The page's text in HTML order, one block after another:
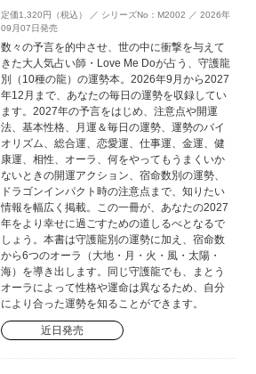
定価1,320円（税込） ／ シリーズNo：M2002 ／ 2026年
09月07日発売
数々の予言を的中させ、世の中に衝撃を与えて
きた大人気占い師・Love Me Doが占う、守護龍
別（10種の龍）の運勢本。2026年9月から2027
年12月まで、あなたの毎日の運勢を収録してい
ます。2027年の予言をはじめ、注意点や開運
法、基本性格、月運＆毎日の運勢、運勢のバイ
オリズム、総合運、恋愛運、仕事運、金運、健
康運、相性、オーラ、何をやってもうまくいか
ないときの開運アクション、宿命数別の運勢、
ドラゴンインパクト時の注意点まで、知りたい
情報を幅広く掲載。この一冊が、あなたの2027
年をより幸せに過ごすための道しるべとなるで
しょう。本書は守護龍別の運勢に加え、宿命数
から6つのオーラ（大地・月・火・風・太陽・
海）を導き出します。同じ守護龍でも、まとう
オーラによって性格や運命は異なるため、自分
により合った運勢を知ることができます。
近日発売